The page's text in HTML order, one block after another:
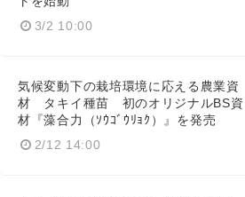
3/2 10:00
気候変動下の栽培環境に応える農業資
材 タキイ種苗 初のオリジナルBS資
材『藻合力（ｿｳｺﾞｳﾘｮｸ）』を発売
2/12 14:00